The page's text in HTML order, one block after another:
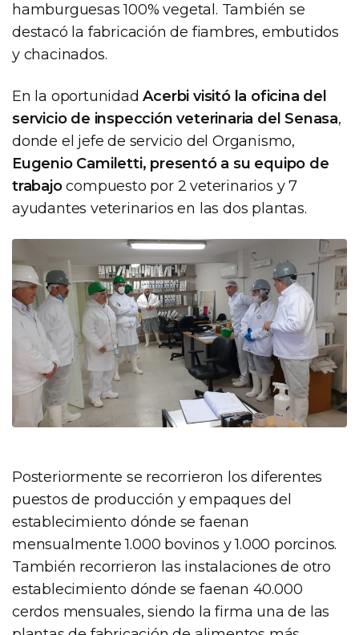
hamburguesas 100% vegetal. También se
destacó la fabricación de fiambres, embutidos
y chacinados.
En la oportunidadAcerbi visitó la oficina del
servicio de inspección veterinaria del Senasa,
donde el jefe de servicio del Organismo,
Eugenio Camiletti, presentó a su equipo de
trabajocompuesto por 2 veterinarios y 7
ayudantes veterinarios en las dos plantas.
Posteriormente se recorrieron los diferentes
puestos de producción y empaques del
establecimiento dónde se faenan
mensualmente 1.000 bovinos y 1.000 porcinos.
También recorrieron las instalaciones de otro
establecimiento dónde se faenan 40.000
cerdos mensuales, siendo la firma una de las